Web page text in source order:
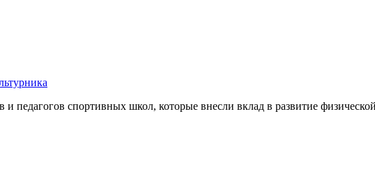
педагогов спортивных школ, которые внесли вклад в развитие